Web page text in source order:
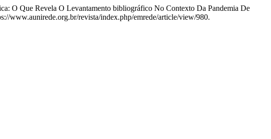
O Que Revela O Levantamento bibliográfico No Contexto Da Pandemia De
www.aunirede.org.br/revista/index.php/emrede/article/view/980.